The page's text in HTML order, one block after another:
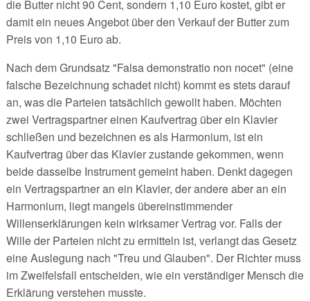
die Butter nicht 90 Cent, sondern 1,10 Euro kostet, gibt er
damit ein neues Angebot über den Verkauf der Butter zum
Preis von 1,10 Euro ab.
Nach dem Grundsatz "Falsa demonstratio non nocet" (eine
falsche Bezeichnung schadet nicht) kommt es stets darauf
an, was die Parteien tatsächlich gewollt haben. Möchten
zwei Vertragspartner einen Kaufvertrag über ein Klavier
schließen und bezeichnen es als Harmonium, ist ein
Kaufvertrag über das Klavier zustande gekommen, wenn
beide dasselbe Instrument gemeint haben. Denkt dagegen
ein Vertragspartner an ein Klavier, der andere aber an ein
Harmonium, liegt mangels übereinstimmender
Willenserklärungen kein wirksamer Vertrag vor. Falls der
Wille der Parteien nicht zu ermitteln ist, verlangt das Gesetz
eine Auslegung nach "Treu und Glauben". Der Richter muss
im Zweifelsfall entscheiden, wie ein verständiger Mensch die
Erklärung verstehen musste.